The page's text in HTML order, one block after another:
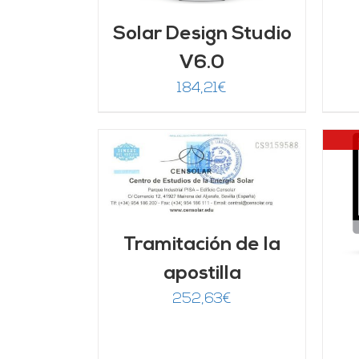
Solar Design Studio
V6.0
184,21€
Tramitación de la
apostilla
252,63€
DETALLES